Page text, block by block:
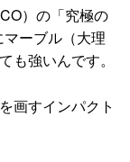
）の「究極の
ーブル（大理
も強いんです。
画すインパクト